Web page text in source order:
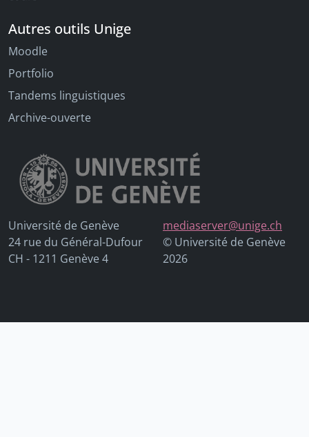
Autres outils Unige
Moodle
Portfolio
Tandems linguistiques
Archive-ouverte
Université de Genève
24 rue du Général-Dufour
CH - 1211 Genève 4
mediaserver@unige.ch
© Université de Genève
2026